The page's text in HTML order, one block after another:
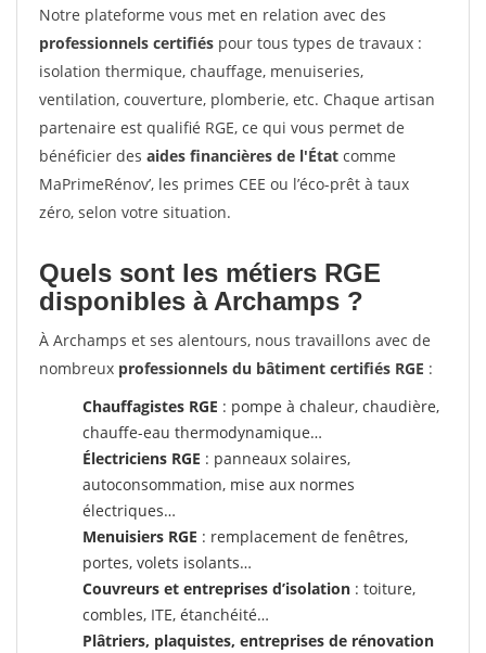
Notre plateforme vous met en relation avec des
professionnels certifiés pour tous types de travaux :
isolation thermique, chauffage, menuiseries,
ventilation, couverture, plomberie, etc. Chaque artisan
partenaire est qualifié RGE, ce qui vous permet de
bénéficier des aides financières de l'État comme
MaPrimeRénov’, les primes CEE ou l’éco-prêt à taux
zéro, selon votre situation.
Quels sont les métiers RGE
disponibles à Archamps ?
À Archamps et ses alentours, nous travaillons avec de
nombreux professionnels du bâtiment certifiés RGE :
Chauffagistes RGE : pompe à chaleur, chaudière,
chauffe-eau thermodynamique…
Électriciens RGE : panneaux solaires,
autoconsommation, mise aux normes
électriques…
Menuisiers RGE : remplacement de fenêtres,
portes, volets isolants…
Couvreurs et entreprises d’isolation : toiture,
combles, ITE, étanchéité…
Plâtriers, plaquistes, entreprises de rénovation